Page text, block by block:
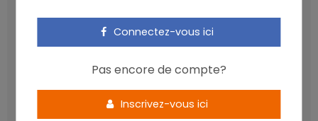
4.150 et 8.300 cas de cancer en 2042; soit un nombre
cumulé de 11.966, 29.914 et 59.829 cas de cancer d’ici
2042, respectivement.
conséquences de l’inaction
Les anthocyanines bénéfiques pour la santé
cardiométabolique
Connectez-vous ici
Pas encore de compte?
Inscrivez-vous ici